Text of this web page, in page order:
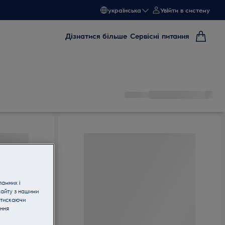
українська Увійти в систему
Дізнатися більше Сервісні питання
і
з нашими